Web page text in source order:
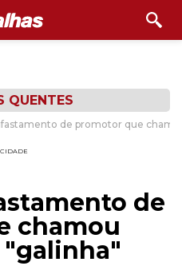
QUENTES
de promotor que
de
chamou
"galinha"